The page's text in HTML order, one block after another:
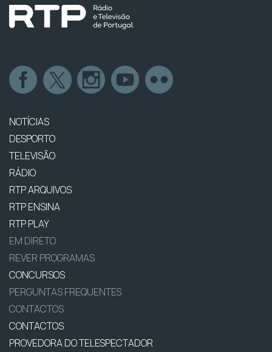
NOTÍCIAS
DESPORTO
TELEVISÃO
RÁDIO
RTP ARQUIVOS
RTP ENSINA
RTP PLAY
EM DIRETO
REVER PROGRAMAS
CONCURSOS
PERGUNTAS FREQUENTES
CONTACTOS
CONTACTOS
PROVEDORA DO TELESPECTADOR